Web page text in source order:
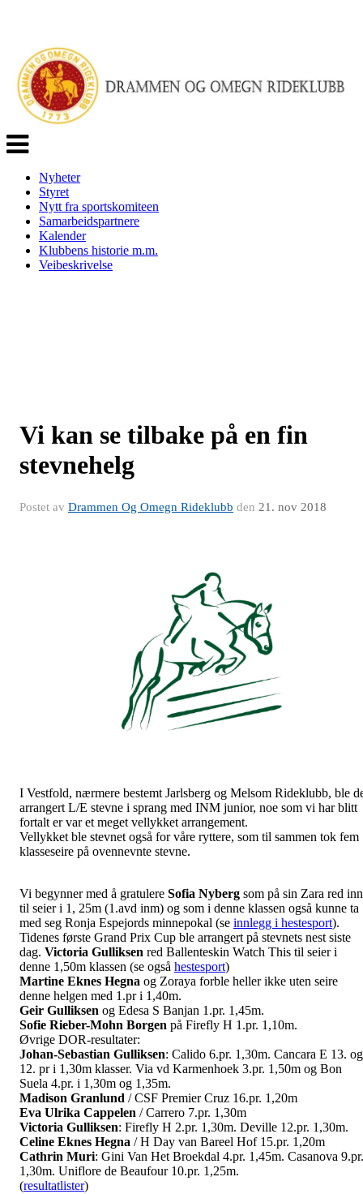
Veksle
navigasjon
Nyheter
Styret
Nytt fra sportskomiteen
Samarbeidspartnere
Kalender
Klubbens historie m.m.
Veibeskrivelse
Vi kan se tilbake på en fin
stevnehelg
Postet av Drammen Og Omegn Rideklubb den 21. nov 2018
I Vestfold, nærmere bestemt Jarlsberg og Melsom Rideklubb, ble
arrangert L/E stevne i sprang med INM junior, noe som vi har blitt
fortalt er var et meget vellykket arrangement.
Vellykket ble stevnet også for våre ryttere, som til sammen tok fem
klasseseire på ovennevnte stevne.
Vi begynner med å gratulere Sofia Nyberg som på sin Zara red inn
til seier i 1, 25m (1.avd inm) og som i denne klassen også kunne ta
med seg Ronja Espejords minnepokal (se innlegg i hestesport).
Tidenes første Grand Prix Cup ble arrangert på stevnets nest siste
dag. Victoria Gulliksen red Ballenteskin Watch This til seier i
denne 1,50m klassen (se også hestesport)
Martine Eknes Hegna og Zoraya forble heller ikke uten seire
denne helgen med 1.pr i 1,40m.
Geir Gulliksen og Edesa S Banjan 1.pr. 1,45m.
Sofie Rieber-Mohn Borgen på Firefly H 1.pr. 1,10m.
Øvrige DOR-resultater:
Johan-Sebastian Gulliksen: Calido 6.pr. 1,30m. Cancara E 13. og
12. pr i 1,30m klasser. Via vd Karmenhoek 3.pr. 1,50m og Bon
Suela 4.pr. i 1,30m og 1,35m.
Madison Granlund / CSF Premier Cruz 16.pr. 1,20m
Eva Ulrika Cappelen / Carrero 7.pr. 1,30m
Victoria Gulliksen: Firefly H 2.pr. 1,30m. Deville 12.pr. 1,30m.
Celine Eknes Hegna / H Day van Bareel Hof 15.pr. 1,20m
Cathrin Muri: Gini Van Het Broekdal 4.pr. 1,45m. Casanova 9.pr.
1,30m. Uniflore de Beaufour 10.pr. 1,25m.
(resultatlister)